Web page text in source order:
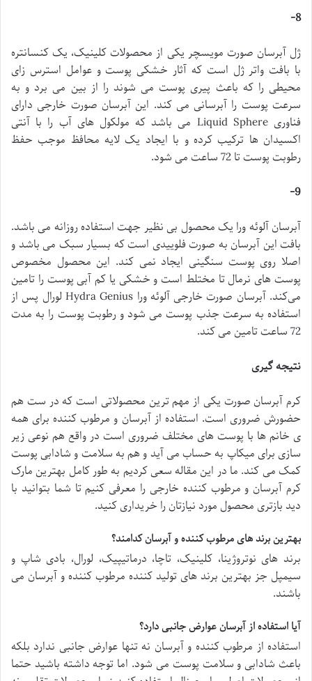
8-
ژل آبرسان صورت مویسچر یکی از محصولات کلینیک، یک کنسانتره
با بافت واتر ژل است که آثار خشکی پوست و عوامل استرس زای
محیطی را که باعث پیری پوست می شوند را از بین می برد و به
سرعت پوست را آبرسانی می کند. این آبرسان صورت خارجی دارای
فناوری Liquid Sphere می باشد که مولکول های آب را با آنتی
اکسیدان ها ترکیب کرده و با ایجاد یک لایه محافظ موجب حفظ
رطوبت پوست تا 72 ساعت می شود.
9-
آبرسان آلوئه ورا یک محصول بی نظیر جهت استفاده روزانه می باشد.
بافت این آبرسان به صورت فلوییدی است که بسیار سبک می باشد و
اصلا روی پوست سنگینی ایجاد نمی کند. این محصول مخصوص
پوست های نرمال تا مختلط است و خشکی یا کم آبی پوست را تامین
می‌کند. آبرسان صورت خارجی آلوئه ورا Hydra Genius لورال پس از
استفاده به سرعت جذب پوست می شود و رطوبت پوست را به مدت
72 ساعت تامین می کند.
نتیجه گیری
کرم آبرسان صورت یکی از مهم ترین محصولاتی است که در ست هم
حضورش ضروری است. استفاده از آبرسان و مرطوب کننده برای همه
ی خانم ها با پوست های مختلف ضروری است در واقع هم نوعی زیر
سازی برای میکاپ به حساب می آید و هم به سلامت و شادابی پوست
کمک می کند. ما در این مقاله سعی کردیم به طور کامل بهترین مارک
کرم آبرسان و مرطوب کننده خارجی را معرفی کنیم تا شما بتوانید با
دید بازتری محصول مورد نیازتان را خریداری کنید.
بهترین برند های مرطوب کننده و آبرسان کدامند؟
برند های نوتروژینا، کلینیک، تاچا، درماتیپیک، لورال، بادی شاپ و
سیمپل جز بهترین برند های تولید کننده مرطوب کننده و آبرسان می
باشند.
آیا استفاده از آبرسان عوارض جانبی دارد؟
استفاده از مرطوب کننده و آبرسان نه تنها عوارض جانبی ندارد بلکه
باعث شادابی و سلامت پوست می شود. اما توجه داشته باشید حتما